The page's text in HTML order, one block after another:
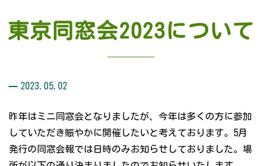
東京同窓会2023について
2023.05.02
昨年はミニ同窓会となりましたが、今年は多くの方に参加
していただき賑やかに開催したいと考えております。5月
発行の同窓会報では日時のみお知らせしておりました。場